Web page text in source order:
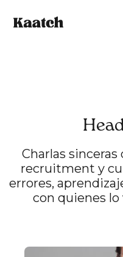
Charlas
recruitment y
errores,
con quienes